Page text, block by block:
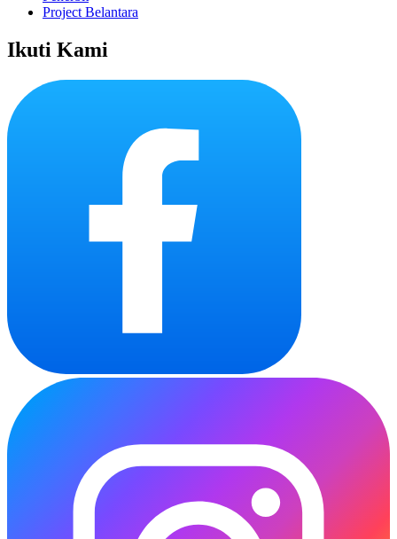
Project Belantara
Ikuti Kami